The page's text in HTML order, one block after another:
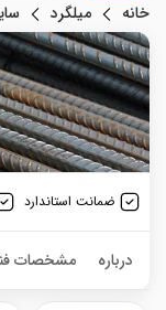
خانه
میلگرد
ضمانت استاندارد
درباره مشخصات